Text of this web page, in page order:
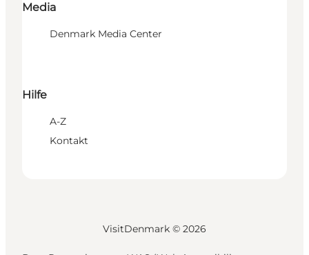
Media
Denmark Media Center
Hilfe
A-Z
Kontakt
VisitDenmark © 2026